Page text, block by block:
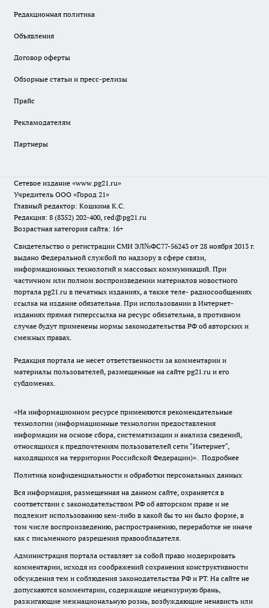
Редакционная политика
Объявления
Договор оферты
Обзорные статьи и пресс-релизы
Прайс
Рекламодателям
Партнеры
Сетевое издание «www.pg21.ru»
Учредитель ООО «Город 21»
Главный редактор: Кошкина К.С.
Редакция: 8 (8352) 202-400, red@pg21.ru
Возрастная категория сайта: 16+
Свидетельство о регистрации СМИ ЭЛ№ФС77-56243 от 28 ноября 2013 г.
выдано Федеральной службой по надзору в сфере связи,
информационных технологий и массовых коммуникаций. При
частичном или полном воспроизведении материалов новостного
портала pg21.ru в печатных изданиях, а также теле- радиосообщениях
ссылка на издание обязательна. При использовании в Интернет-
изданиях прямая гиперссылка на ресурс обязательна, в противном
случае будут применены нормы законодательства РФ об авторских и
смежных правах.
Редакция портала не несет ответственности за комментарии и
материалы пользователей, размещенные на сайте pg21.ru и его
субдоменах.
«На информационном ресурсе применяются рекомендательные
технологии (информационные технологии предоставления
информации на основе сбора, систематизации и анализа сведений,
относящихся к предпочтениям пользователей сети "Интернет",
находящихся на территории Российской Федерации)». Подробнее
Политика конфиденциальности и обработки персональных данных
Вся информация, размещенная на данном сайте, охраняется в
соответствии с законодательством РФ об авторском праве и не
подлежит использованию кем-либо в какой бы то ни было форме, в
том числе воспроизведению, распространению, переработке не иначе
как с письменного разрешения правообладателя.
Администрация портала оставляет за собой право модерировать
комментарии, исходя из соображений сохранения конструктивности
обсуждения тем и соблюдения законодательства РФ и РТ. На сайте не
допускаются комментарии, содержащие нецензурную брань,
разжигающие межнациональную рознь, возбуждающие ненависть или